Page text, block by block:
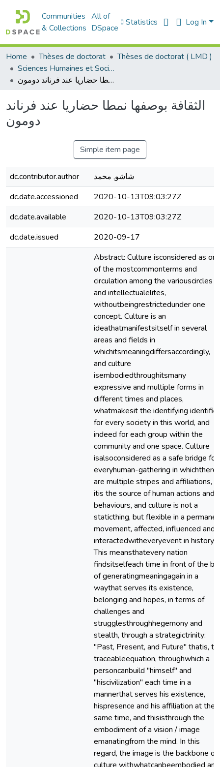
Communities
& Collections
All of
DSpace
Statistics Log In
Home Thèses de doctorat
Thèses de doctorat ( LMD )
Sciences Humaines et Sociales - العلوم الإنسانية والاجتماعية
الثقافة بوصفها نمطا حضاريا عند فرناند دومون
الثقافة بوصفها نمطا حضاريا عند فرناند
دومون
Simple item page
dc.contributor.author
شاشو, محمد
dc.date.accessioned
2020-10-13T09:03:27Z
dc.date.available
2020-10-13T09:03:27Z
dc.date.issued
2020-09-17
Abstract: Culture isconsidered as
of the mostcommonterms and
circulation among the variouscircles
and intellectualelites,
withoutbeingrestrictedunder one
concept. Culture is an
ideathatmanifestsitself in several
areas and fields in
whichitsmeaningdiffersaccordingly,
and culture
isembodiedthroughitsmany
expressive and multiple forms in
different times and places,
whatmakesit the identifying identifier
for every society in this world, and
indeed for each group within the
community and one space. Culture
isalsoconsidered as a safe bridge for
everyhuman-gathering in whichthere
are multiple stripes and affiliations,
itis the source of human actions and
behaviours, and culture is not a
staticthing, but flexible in a
movement, affected, influenced and
interactedwitheveryevent in history.
This meansthatevery nation
findsitselfeach time in front of the
of generatingmeaningagain in a
waythat serves its existence,
belonging and hopes, in terms of
challenges and
strugglesthroughhegemony and
stealth, through a strategictrinity:
"Past, Present, and Future" thatis,
traceableequation, throughwhich a
personcanbuild "himself" and
"hiscivilization" each time in a
mannerthat serves his existence,
hispresence and his affiliation at the
same time, and thisisthrough the
embodiment of a vision / image
emanatingfrom the mind. In this
regard, the image is the backbone of